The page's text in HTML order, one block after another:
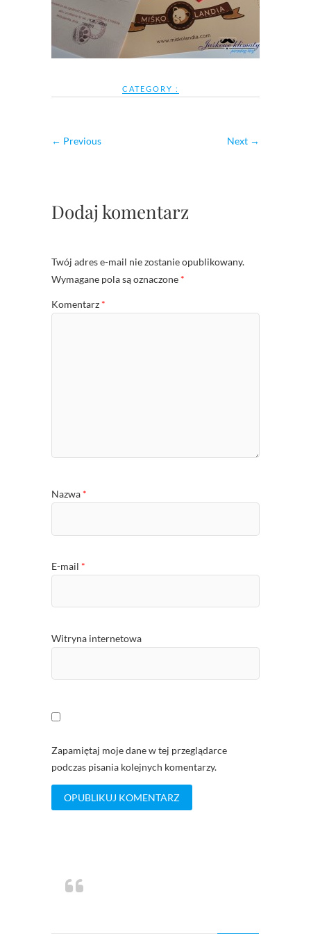
CATEGORY :
← Previous Next →
Dodaj komentarz
Twój adres e-mail nie zostanie opublikowany.
Wymagane pola są oznaczone *
Komentarz *
Nazwa *
E-mail *
Witryna internetowa
Zapamiętaj moje dane w tej przeglądarce
podczas pisania kolejnych komentarzy.